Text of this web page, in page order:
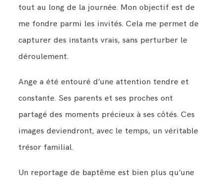
tout au long de la journée. Mon objectif est de
me fondre parmi les invités. Cela me permet de
capturer des instants vrais, sans perturber le
déroulement.
Ange a été entouré d’une attention tendre et
constante. Ses parents et ses proches ont
partagé des moments précieux à ses côtés. Ces
images deviendront, avec le temps, un véritable
trésor familial.
Un reportage de baptême est bien plus qu’une